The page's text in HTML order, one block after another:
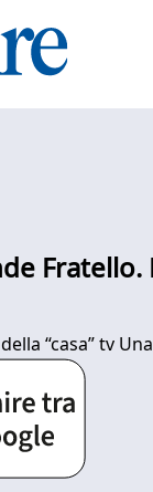
“casa” tv